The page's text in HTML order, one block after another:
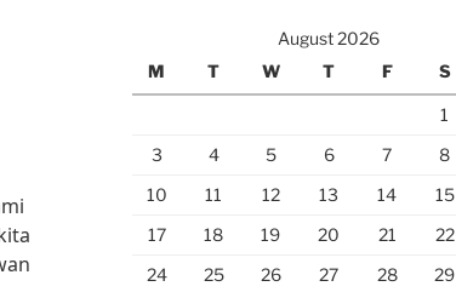
August 2026
M
T W T F S
1
3
4 5 6 7 8
10
11 12 13 14 15
17
18 19 20 21 22
24
25 26 27 28 29